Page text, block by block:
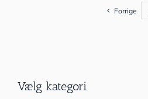
Forrige
Vælg kategori